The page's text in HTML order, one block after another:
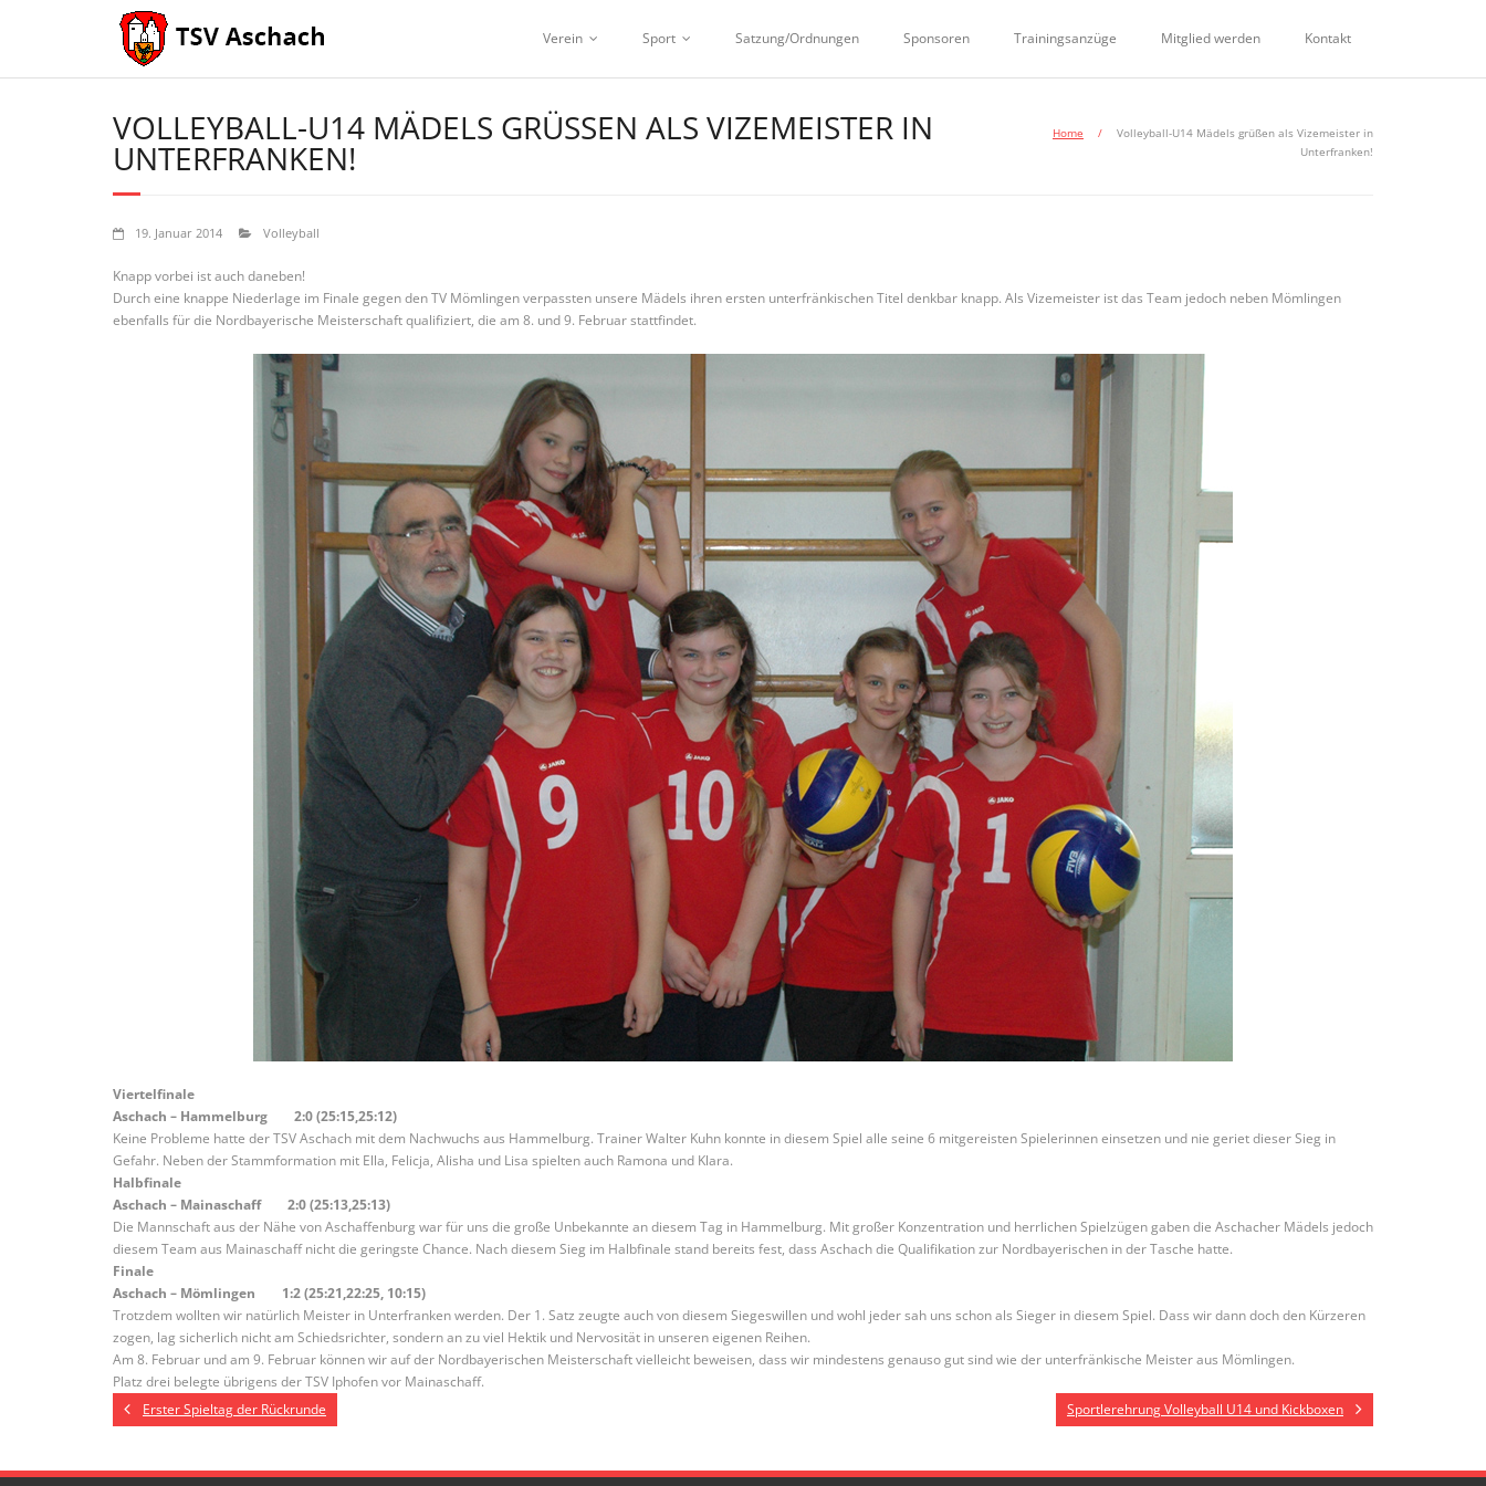
Verein Sport Satzung/Ordnungen Sponsoren Trainingsanzüge Mitglied werden Kontakt
VOLLEYBALL-U14 MÄDELS GRÜSSEN ALS VIZEMEISTER IN U
NTERFRANKEN!
Home /
Volleyball-U14 Mädels grüßen als Vizemeister in
Unterfranken!
19. Januar 2014 Volleyball
Knapp vorbei ist auch daneben!
Durch eine knappe Niederlage im Finale gegen den TV Mömlingen verpassten unsere Mädels ihren ersten unterfränkischen Titel denkbar knapp. Als Vizemeister ist das Team jedoch neben Mömlingen
ebenfalls für die Nordbayerische Meisterschaft qualifiziert, die am 8. und 9. Februar stattfindet.
Viertelfinale
Aschach – Hammelburg 2:0 (25:15,25:12)
Keine Probleme hatte der TSV Aschach mit dem Nachwuchs aus Hammelburg. Trainer Walter Kuhn konnte in diesem Spiel alle seine 6 mitgereisten Spielerinnen einsetzen und nie geriet dieser Sieg in
Gefahr. Neben der Stammformation mit Ella, Felicja, Alisha und Lisa spielten auch Ramona und Klara.
Halbfinale
Aschach – Mainaschaff 2:0 (25:13,25:13)
Die Mannschaft aus der Nähe von Aschaffenburg war für uns die große Unbekannte an diesem Tag in Hammelburg. Mit großer Konzentration und herrlichen Spielzügen gaben die Aschacher Mädels jedoch
diesem Team aus Mainaschaff nicht die geringste Chance. Nach diesem Sieg im Halbfinale stand bereits fest, dass Aschach die Qualifikation zur Nordbayerischen in der Tasche hatte.
Finale
Aschach – Mömlingen 1:2 (25:21,22:25, 10:15)
Trotzdem wollten wir natürlich Meister in Unterfranken werden. Der 1. Satz zeugte auch von diesem Siegeswillen und wohl jeder sah uns schon als Sieger in diesem Spiel. Dass wir dann doch den Kürzeren
zogen, lag sicherlich nicht am Schiedsrichter, sondern an zu viel Hektik und Nervosität in unseren eigenen Reihen.
Am 8. Februar und am 9. Februar können wir auf der Nordbayerischen Meisterschaft vielleicht beweisen, dass wir mindestens genauso gut sind wie der unterfränkische Meister aus Mömlingen.
Platz drei belegte übrigens der TSV Iphofen vor Mainaschaff.
Erster Spieltag der Rückrunde
Sportlerehrung Volleyball U14 und Kickboxen